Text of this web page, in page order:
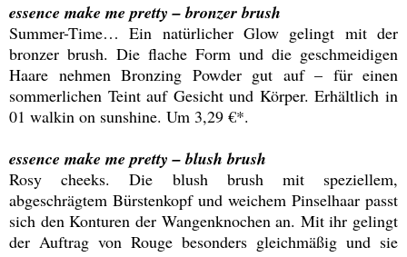
essence make me pretty – bronzer brush
Summer-Time… Ein natürlicher Glow gelingt mit der
bronzer brush. Die flache Form und die geschmeidigen
Haare nehmen Bronzing Powder gut auf – für einen
sommerlichen Teint auf Gesicht und Körper. Erhältlich in
01 walkin on sunshine. Um 3,29 €*.
essence make me pretty – blush brush
Rosy cheeks. Die blush brush mit speziellem,
abgeschrägtem Bürstenkopf und weichem Pinselhaar passt
sich den Konturen der Wangenknochen an. Mit ihr gelingt
der Auftrag von Rouge besonders gleichmäßig und sie